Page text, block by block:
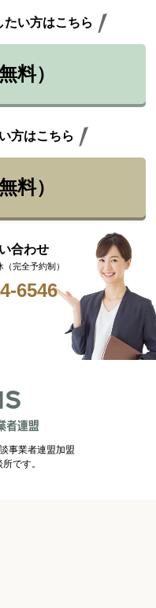
い方はこちら
料）
方はこちら
料）
合わせ
完全予約制）
6546
事業者連盟加盟
です。